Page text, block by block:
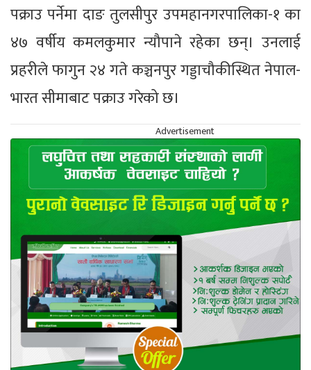
पक्राउ पर्नेमा दाङ तुलसीपुर उपमहानगरपालिका-१ का
४७ वर्षीय कमलकुमार न्यौपाने रहेका छन्। उनलाई
प्रहरीले फागुन २४ गते कञ्चनपुर गड्डाचौकीस्थित नेपाल-
भारत सीमाबाट पक्राउ गरेको छ।